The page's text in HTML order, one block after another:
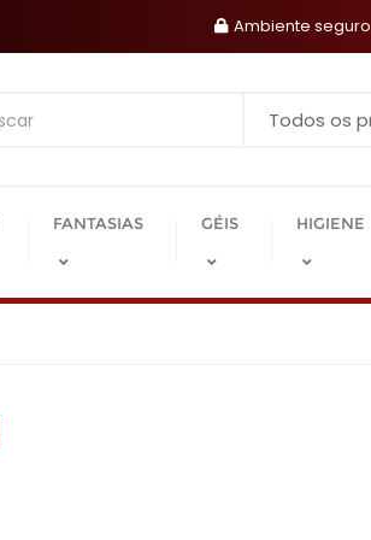
Ambiente seguro
FANTASIAS GÉIS HIGIENE